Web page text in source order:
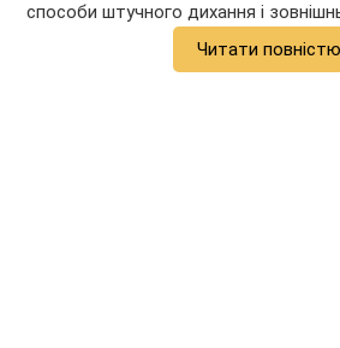
способи штучного дихання і
Читати повністю